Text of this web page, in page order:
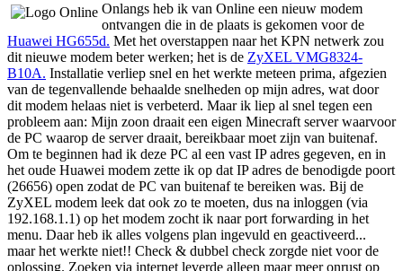
Onlangs heb ik van Online een nieuw modem
ontvangen die in de plaats is gekomen voor de
Huawei HG655d. Met het overstappen naar het KPN netwerk zou
dit nieuwe modem beter werken; het is de ZyXEL VMG8324-
B10A. Installatie verliep snel en het werkte meteen prima, afgezien
van de tegenvallende behaalde snelheden op mijn adres, wat door
dit modem helaas niet is verbeterd. Maar ik liep al snel tegen een
probleem aan: Mijn zoon draait een eigen Minecraft server waarvoor
de PC waarop de server draait, bereikbaar moet zijn van buitenaf.
Om te beginnen had ik deze PC al een vast IP adres gegeven, en in
het oude Huawei modem zette ik op dat IP adres de benodigde poort
(26656) open zodat de PC van buitenaf te bereiken was. Bij de
ZyXEL modem leek dat ook zo te moeten, dus na inloggen (via
192.168.1.1) op het modem zocht ik naar port forwarding in het
menu. Daar heb ik alles volgens plan ingevuld en geactiveerd...
maar het werkte niet!! Check & dubbel check zorgde niet voor de
oplossing. Zoeken via internet leverde alleen maar meer onrust op